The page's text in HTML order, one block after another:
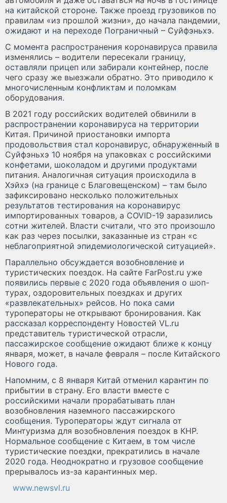
на китайской стороне. Также проезд грузовиков по
правилам «из прошлой жизни», до начала пандемии,
ожидают и на переходе Пограничный – Суйфэньхэ.
С момента распространения коронавируса правила
изменялись – водители пересекали границу,
оставляли прицеп или забирали контейнер, после
чего сразу же выезжали обратно. Это приводило к
многочисленным конфликтам и поломкам
оборудования.
В 2021 году российских водителей обвинили в
распространении коронавируса на территории
Китая. Причиной приостановки импорта
продовольствия стал коронавирус, обнаруженный в
Суйфэньхэ 10 ноября на упаковках с российскими
конфетами, шоколадом и другими продуктами
питания. Аналогичная ситуация происходила в
Хэйхэ (на границе с Благовещенском) – там было
зафиксировано несколько положительных
результатов тестирования на коронавирус
импортированных товаров, а COVID-19 заразились
сотни жителей. Власти считали, что это произошло
как раз через посылки, заказанные из стран «с
неблагоприятной эпидемиологической ситуацией».
Параллельно обсуждается возобновление и
туристических поездок. На сайте FarPost.ru уже
появились первые с 2020 года объявления о шоп-
турах, оздоровительных поездках и других
«развлекательных» рейсов. Но пока сами
туроператоры не открывают бронирования. Как
рассказал корреспонденту Новостей VL.ru
представитель туристической отрасли,
пассажирское сообщение ожидают ближе к концу
января, может, в начале февраля – после Китайского
Нового года.
Напомним, с 8 января Китай отменил карантин по
прибытии в страну. Его власти вместе с
российскими начали прорабатывать план
возобновления наземного пассажирского
сообщения. Туроператоры ждут сигнала от
Минтуризма для возобновления поездок в КНР.
Нормальное сообщение с Китаем, в том числе
туристические поездки, прекратились в начале
2020 года. Неоднократно и грузовое сообщение
прерывалось из-за карантинных мер.
www.newsvl.ru